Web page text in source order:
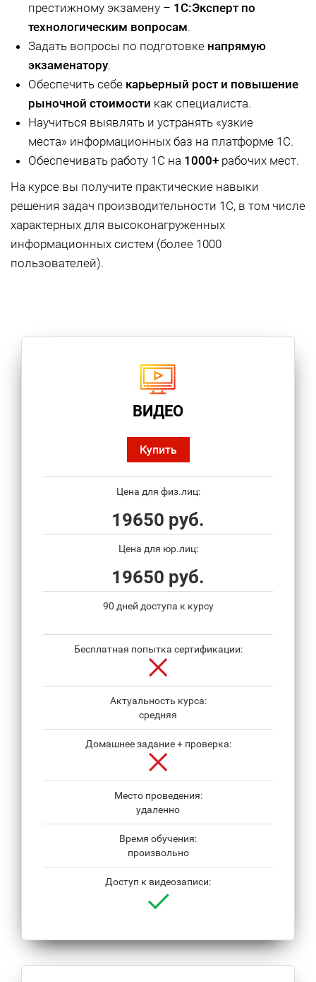
престижному экзамену – 1С:Эксперт по
технологическим вопросам.
Задать вопросы по подготовке напрямую
экзаменатору.
Обеспечить себе карьерный рост и повышение
рыночной стоимости как специалиста.
Научиться выявлять и устранять «узкие
места» информационных баз на платформе 1С.
Обеспечивать работу 1С на 1000+ рабочих мест.
На курсе вы получите практические навыки
решения задач производительности 1С, в том числе
характерных для высоконагруженных
информационных систем (более 1000
пользователей).
ВИДЕО
Купить
Цена для физ.лиц:
19650 руб.
Цена для юр.лиц:
19650 руб.
90 дней доступа к курсу
Бесплатная попытка сертификации:
Актуальность курса:
средняя
Домашнее задание + проверка:
Место проведения:
удаленно
Время обучения:
произвольно
Доступ к видеозаписи: